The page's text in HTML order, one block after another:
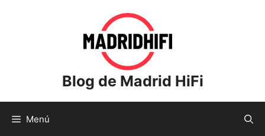
Blog de Madrid HiFi
Menú